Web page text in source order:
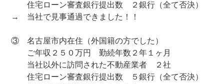
住宅ローン審査銀行提出数 ２銀行（全て否決）
→ 当社で見事通過できました！！
③ 名古屋市内在住（外国籍の方でした）
ご年収２５０万円 勤続年数２年１ヶ月
当社以外に訪問された不動産業者 ２社
住宅ローン審査銀行提出数 ５銀行（全て否決）